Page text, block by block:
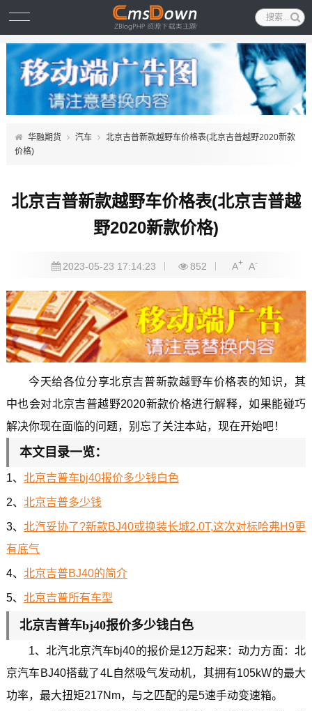
华融期货 汽车
北京吉普新款越野车价格表(北京吉普越野2020新款
价格)
北京吉普新款越野车价格表(北京吉普越
野2020新款价格)
2023-05-23 17:14:23 852 A+ A-
今天给各位分享北京吉普新款越野车价格表的知识，其
中也会对北京吉普越野2020新款价格进行解释，如果能碰巧
解决你现在面临的问题，别忘了关注本站，现在开始吧！
本文目录一览：
1、 北京吉普车bj40报价多少钱白色
2、 北京吉普多少钱
3、 北汽妥协了?新款BJ40或换装长城2.0T,这次对标哈弗H9更
有底气
4、 北京吉普BJ40的简介
5、 北京吉普所有车型
北京吉普车bj40报价多少钱白色
1、北汽北京汽车bj40的报价是12万起来：动力方面：北
京汽车BJ40搭载了4L自然吸气发动机，其拥有105kW的最大
功率，最大扭矩217Nm，与之匹配的是5速手动变速箱。